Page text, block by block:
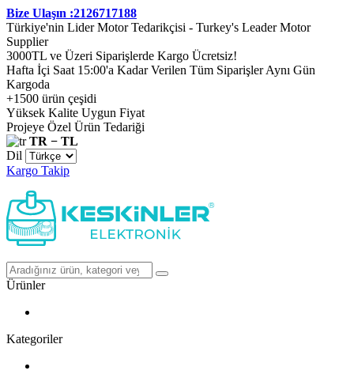
Bize Ulaşın :2126717188
Türkiye'nin Lider Motor Tedarikçisi - Turkey's Leader Motor
Supplier
3000TL ve Üzeri Siparişlerde Kargo Ücretsiz!
Hafta İçi Saat 15:00'a Kadar Verilen Tüm Siparişler Aynı Gün
Kargoda
+1500 ürün çeşidi
Yüksek Kalite Uygun Fiyat
Projeye Özel Ürün Tedariği
TR − TL
Dil
Kargo Takip
Ürünler
Kategoriler